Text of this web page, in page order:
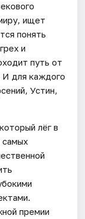
ищет
понять
и
путь от
И для каждого
Устин,
лёг в
самых
премии